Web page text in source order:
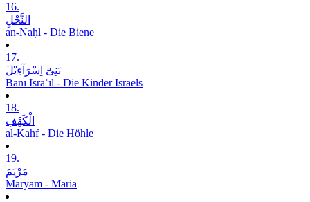
16.
النَّحْلِ
an-Naḥl - Die Biene
17.
بَنِیْٓ اِسْرَآءِیْلَ
Banī Isrāʾīl - Die Kinder Israels
18.
الْکَھْفِ
al-Kahf - Die Höhle
19.
مَرْیَمَ
Maryam - Maria